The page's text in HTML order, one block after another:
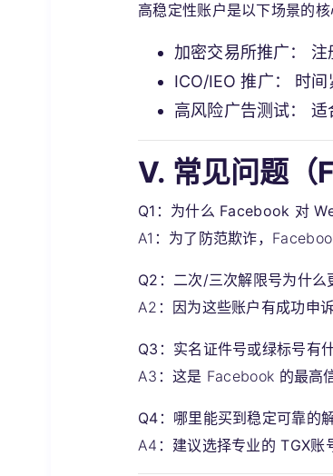
高稳定性账户是以下场景的核
加密交易所推广：
注
ICO/IEO 推广：
时间
高风险广告测试：
适
V. 常见问题（
Q1：为什么 Facebook 对
A1：为了防范欺诈，
Q2：二次/三次解限号为什么
A2：因为这些账户有成功申
Q3：实名证件号或绿标号有
A3：这是 Facebook 的最高
Q4：哪里能买到稳定可靠的
A4：建议选择专业的TGX账